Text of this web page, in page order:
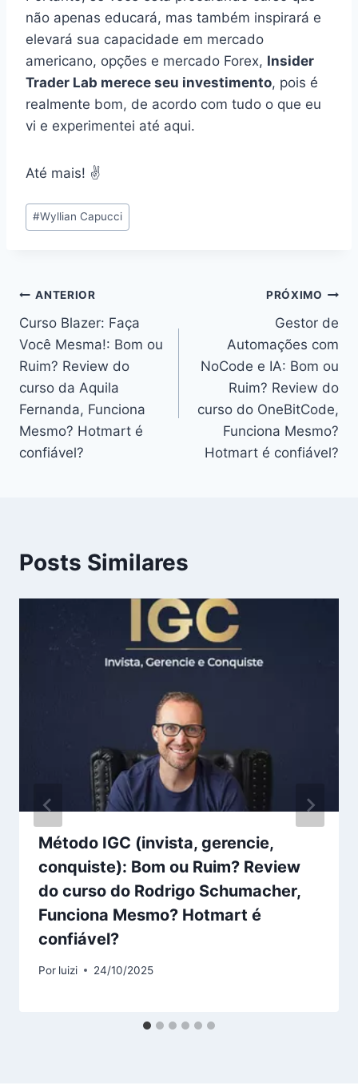
não apenas educará, mas também inspirará e
elevará sua capacidade em mercado
americano, opções e mercado Forex, Insider
Trader Lab merece seu investimento, pois é
realmente bom, de acordo com tudo o que eu
vi e experimentei até aqui.
Até mais! ✌️
Tags
do
#Wyllian Capucci
Navegação
de
Post
ANTERIOR
Curso Blazer: Faça
Você Mesma!: Bom ou
Ruim? Review do
curso da Aquila
Fernanda, Funciona
Mesmo? Hotmart é
confiável?
PRÓXIMO
Gestor de
Automações com
NoCode e IA: Bom ou
Ruim? Review do
curso do OneBitCode,
Funciona Mesmo?
Hotmart é confiável?
Posts Similares
Método IGC (invista, gerencie,
conquiste): Bom ou Ruim? Review
do curso do Rodrigo Schumacher,
Funciona Mesmo? Hotmart é
confiável?
Por luizi 24/10/2025